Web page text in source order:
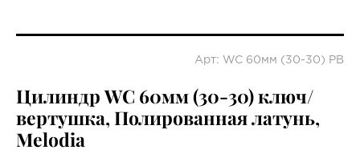
Арт: WC 60мм (30-30) PB
Цилиндр WC 60мм (30-30) ключ/
вертушка, Полированная латунь,
Melodia